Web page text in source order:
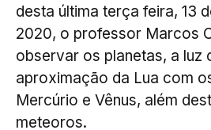
desta última terça feira, 13
2020, o professor Marcos
observar os planetas, a luz
aproximação da Lua com
Mercúrio e Vênus, além
meteoros.